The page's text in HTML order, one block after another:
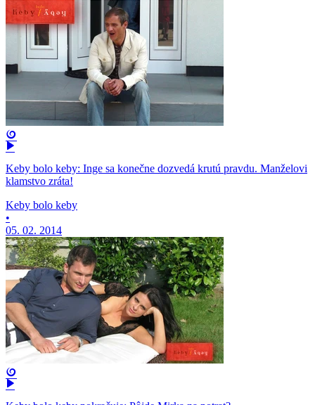
Keby bolo keby: Inge sa konečne dozvedá krutú pravdu. Manželovi
klamstvo zráta!
Keby bolo keby
•
05. 02. 2014